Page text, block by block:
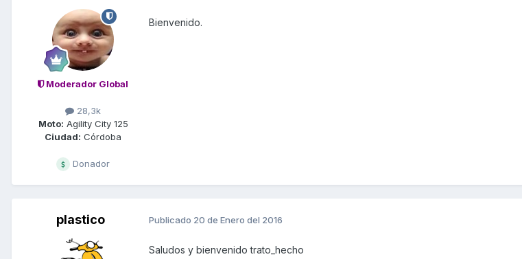
Moderador Global
28,3k
Moto: Agility City 125
Ciudad: Córdoba
Donador
Bienvenido.
plastico Publicado 20 de Enero del 2016
Saludos y bienvenido trato_hecho